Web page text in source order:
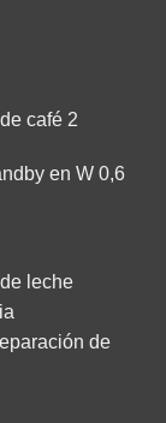
café 2
en W 0,6
leche
de